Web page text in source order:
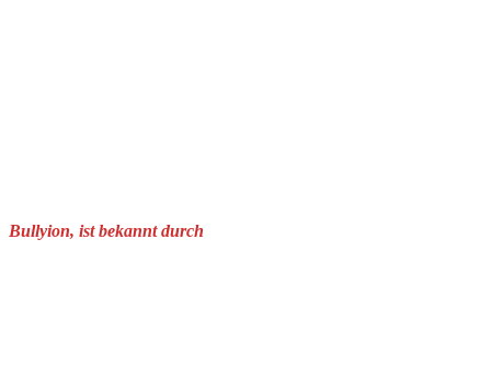
Bullyion, ist bekannt durch